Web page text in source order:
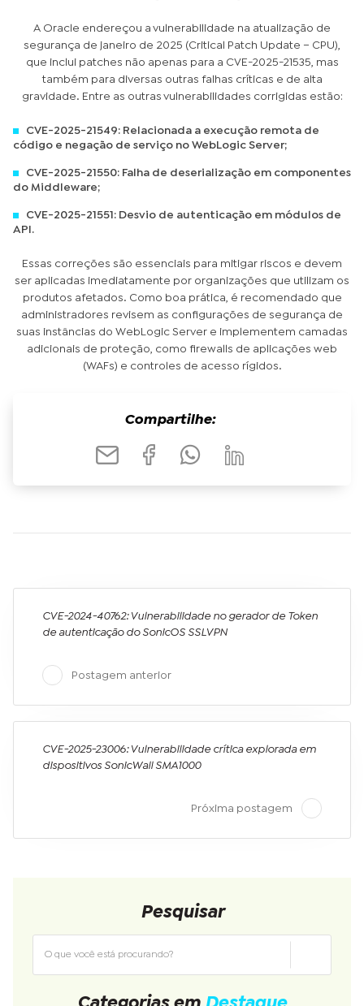
A Oracle endereçou a vulnerabilidade na atualização de
segurança de janeiro de 2025 (Critical Patch Update – CPU),
que inclui patches não apenas para a CVE-2025-21535, mas
também para diversas outras falhas críticas e de alta
gravidade. Entre as outras vulnerabilidades corrigidas estão:
CVE-2025-21549: Relacionada a execução remota de
código e negação de serviço no WebLogic Server;
CVE-2025-21550: Falha de deserialização em componentes
do Middleware;
CVE-2025-21551: Desvio de autenticação em módulos de
API.
Essas correções são essenciais para mitigar riscos e devem
ser aplicadas imediatamente por organizações que utilizam os
produtos afetados. Como boa prática, é recomendado que
administradores revisem as configurações de segurança de
suas instâncias do WebLogic Server e implementem camadas
adicionais de proteção, como firewalls de aplicações web
(WAFs) e controles de acesso rígidos.
Compartilhe:
CVE-2024-40762: Vulnerabilidade no gerador de Token
de autenticação do SonicOS SSLVPN
Postagem anterior
CVE-2025-23006: Vulnerabilidade crítica explorada em
dispositivos SonicWall SMA1000
Próxima postagem
Pesquisar